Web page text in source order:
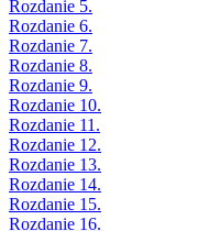
Rozdanie 5.
Rozdanie 6.
Rozdanie 7.
Rozdanie 8.
Rozdanie 9.
Rozdanie 10.
Rozdanie 11.
Rozdanie 12.
Rozdanie 13.
Rozdanie 14.
Rozdanie 15.
Rozdanie 16.